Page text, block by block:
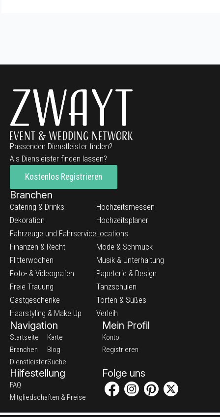
Passenden Dienstleister finden?
Als Diensleister finden lassen?
Kostenlos Registrieren
Branchen
Catering & Drinks
Dekoration
Fahrzeuge und Fahrservice
Finanzen & Recht
Flitterwochen
Foto- & Videografen
Freie Trauung
Gastgeschenke
Haarstyling & Make Up
Hochzeitsmessen
Hochzeitsplaner
Locations
Mode & Schmuck
Musik & Unterhaltung
Papeterie & Design
Tanzschulen
Torten & Süßes
Verleih
Navigation
Startseite
Branchen
Dienstleister
Karte
Blog
Suche
Mein Profil
Konto
Registrieren
Hilfestellung
FAQ
Mitgliedschaften & Preise
Folge uns